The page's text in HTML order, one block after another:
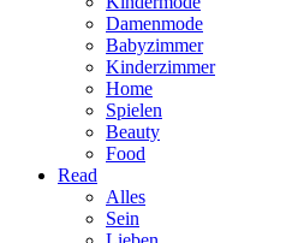
Damenmode
Babyzimmer
Kinderzimmer
Home
Spielen
Beauty
Food
Read
Alles
Sein